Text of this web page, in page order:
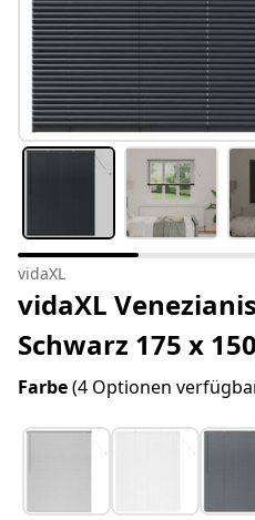
vidaXL
vidaXL
Schwarz 175 x
Farbe(4 Optionen